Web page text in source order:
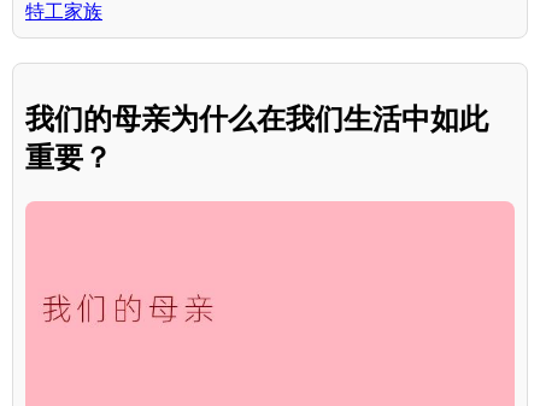
特工家族
我们的母亲为什么在我们生活中如此
重要？